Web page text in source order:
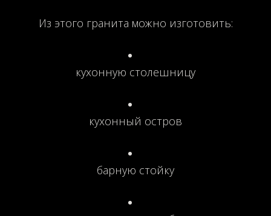
Из этого гранита можно изготовить:
кухонную столешницу
кухонный остров
барную стойку